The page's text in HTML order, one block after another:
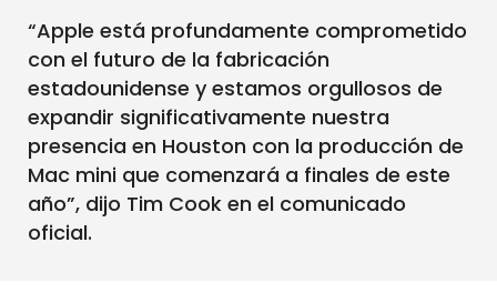
“Apple está profundamente comprometido
con el futuro de la fabricación
estadounidense y estamos orgullosos de
expandir significativamente nuestra
presencia en Houston con la producción de
Mac mini que comenzará a finales de este
año”, dijo Tim Cook en el comunicado
oficial.